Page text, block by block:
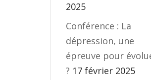
2025
Conférence : La
dépression, une
épreuve pour
? 17 février 2025